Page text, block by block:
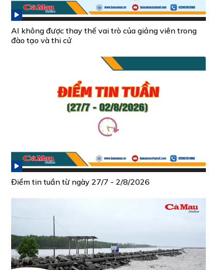
AI không được thay thế vai trò của giảng viên trong
đào tạo và thi cử
Điểm tin tuần từ ngày 27/7 - 2/8/2026